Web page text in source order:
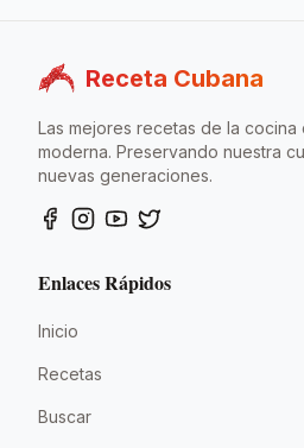
Receta Cubana
Las mejores recetas de la cocina
moderna. Preservando nuestra
nuevas generaciones.
Enlaces Rápidos
Inicio
Recetas
Buscar